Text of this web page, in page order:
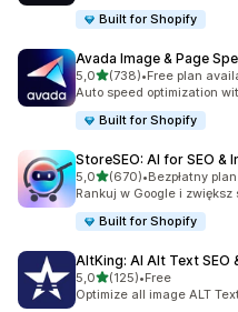
Built for Shopify
Avada Image & Page
5,0na 5 gwiazdek
(738)
Łączna liczba recenzji: 738
•Free plan
Auto speed optimization
Built for Shopify
StoreSEO: AI for SEO &
5,0na 5 gwiazdek
(670)
Łączna liczba recenzji: 670
•Bezpłatny
Rankuj w Google i zwiększ
Built for Shopify
AltKing: AI Alt Text SEO
5,0na 5 gwiazdek
(125)
Łączna liczba recenzji: 125
•Free
Optimize all image ALT